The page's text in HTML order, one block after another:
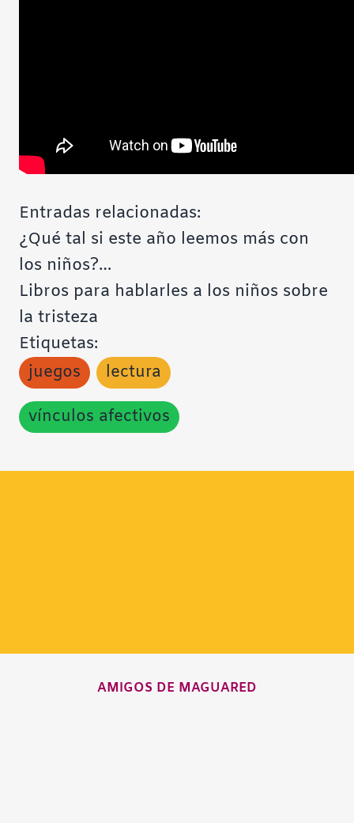
Entradas relacionadas:
¿Qué tal si este año leemos más con
los niños?…
Libros para hablarles a los niños sobre
la tristeza
Etiquetas:
juegos
lectura
vínculos afectivos
AMIGOS DE MAGUARED